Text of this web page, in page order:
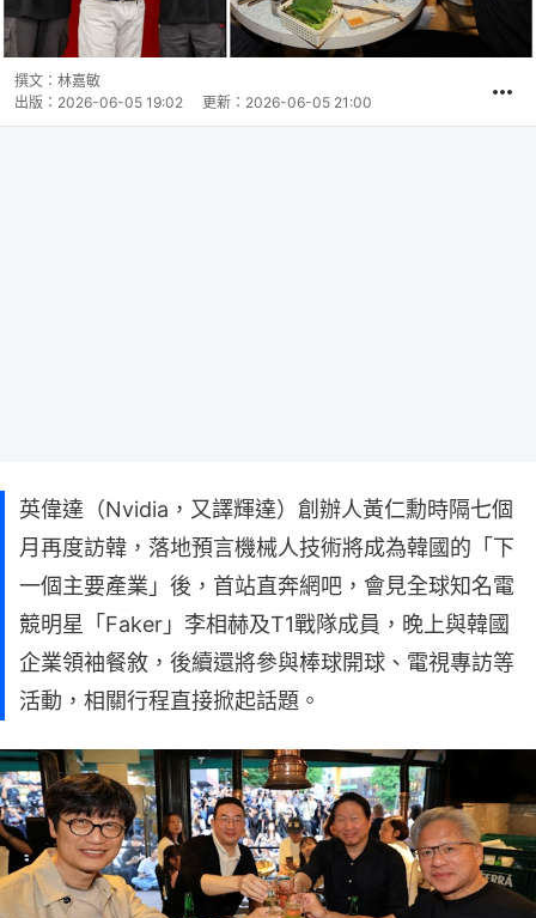
撰文： 林嘉敏
出版： 2026-06-05 19:02 更新： 2026-06-05 21:00
英偉達（Nvidia，又譯輝達）創辦人黃仁勳時隔七個
月再度訪韓，落地預言機械人技術將成為韓國的「下
一個主要產業」後，首站直奔網吧，會見全球知名電
競明星「Faker」李相赫及T1戰隊成員，晚上與韓國
企業領袖餐敘，後續還將參與棒球開球、電視專訪等
活動，相關行程直接掀起話題。